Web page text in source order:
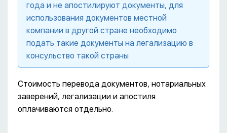
года и не апостилируют документы, для
использования документов местной
компании в другой стране необходимо
подать такие документы на легализацию в
консульство такой страны
Стоимость перевода документов, нотариальных
заверений, легализации и апостиля
оплачиваются отдельно.